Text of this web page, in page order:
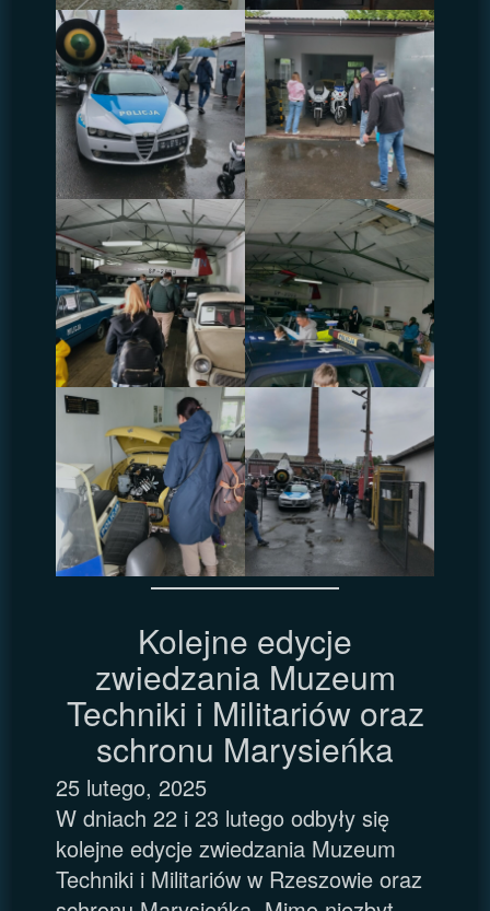
Kolejne edycje
zwiedzania Muzeum
Techniki i Militariów oraz
schronu Marysieńka
25 lutego, 2025
W dniach 22 i 23 lutego odbyły się
kolejne edycje zwiedzania Muzeum
Techniki i Militariów w Rzeszowie oraz